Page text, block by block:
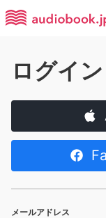
ログイン
メールアドレス